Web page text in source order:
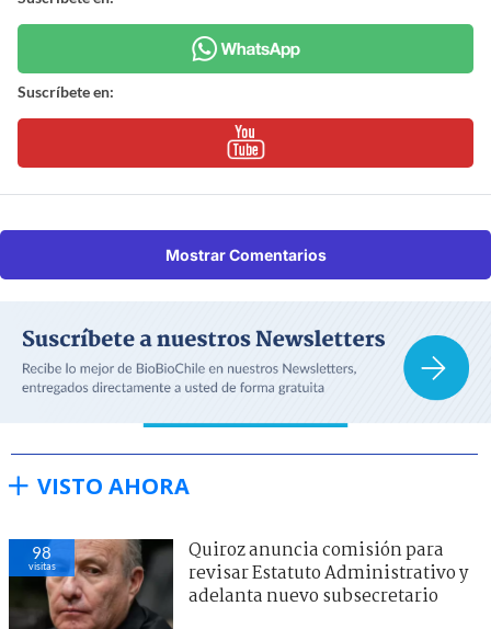
Suscríbete en:
Mostrar Comentarios
VISTO AHORA
98
visitas
Quiroz anuncia comisión para
revisar Estatuto Administrativo y
adelanta nuevo subsecretario